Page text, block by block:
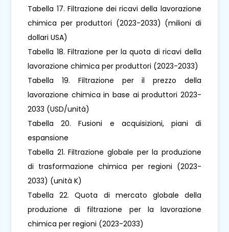
Tabella 17. Filtrazione dei ricavi della lavorazione
chimica per produttori (2023-2033) (milioni di
dollari USA)
Tabella 18. Filtrazione per la quota di ricavi della
lavorazione chimica per produttori (2023-2033)
Tabella 19. Filtrazione per il prezzo della
lavorazione chimica in base ai produttori 2023-
2033 (USD/unità)
Tabella 20. Fusioni e acquisizioni, piani di
espansione
Tabella 21. Filtrazione globale per la produzione
di trasformazione chimica per regioni (2023-
2033) (unità K)
Tabella 22. Quota di mercato globale della
produzione di filtrazione per la lavorazione
chimica per regioni (2023-2033)